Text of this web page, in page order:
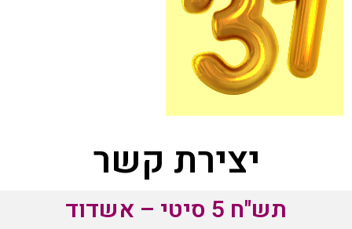
יצירת קשר
תש"ח 5 סיטי – אשדוד